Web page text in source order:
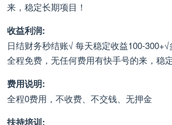
来，稳定长期项目！
收益利润:
日结财务秒结账√ 每天稳定收益100-
全程免费，无任何费用有快手号的来，稳
费用说明:
全程0费用，不收费、不交钱、无押金
扶持培训: